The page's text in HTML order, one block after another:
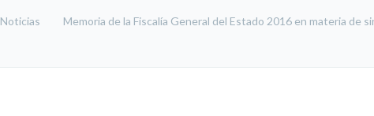
Noticias Memoria de la Fiscalía General del Estado 2016 en materia de